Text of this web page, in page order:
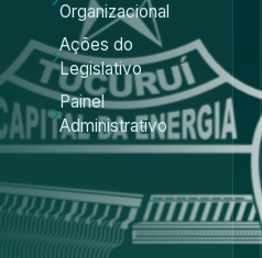
Organizacional
Ações do
Legislativo
Painel
Administrativo